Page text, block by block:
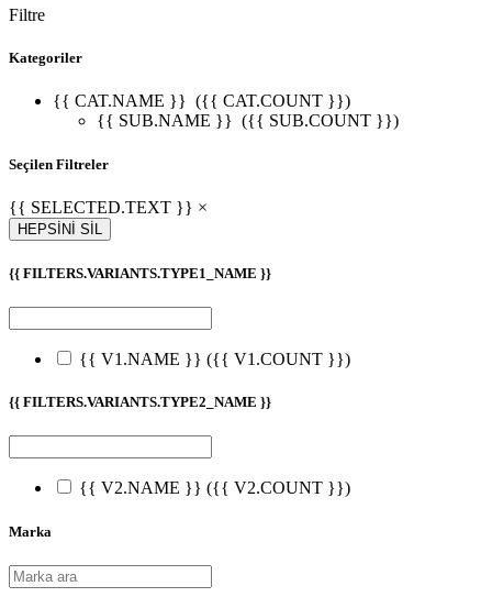
Filtre
Kategoriler
{{ CAT.NAME }} ({{ CAT.COUNT }})
{{ SUB.NAME }} ({{ SUB.COUNT }})
Seçilen Filtreler
{{ SELECTED.TEXT }} ×
HEPSİNİ SİL
{{ FILTERS.VARIANTS.TYPE1_NAME }}
{{ V1.NAME }} ({{ V1.COUNT }})
{{ FILTERS.VARIANTS.TYPE2_NAME }}
{{ V2.NAME }} ({{ V2.COUNT }})
Marka